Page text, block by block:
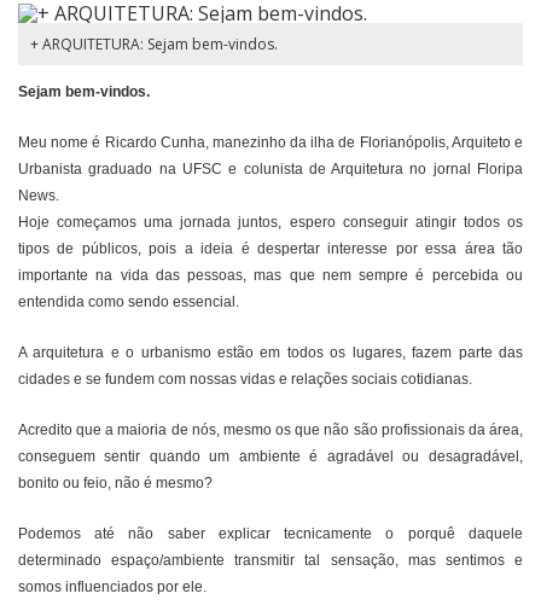
Guia de Serviços
Anuncie
Cinema
Agenda Cultural
Anuncie
+ ARQUITETURA: Sejam bem-vindos.
Sejam bem-vindos.
Meu nome é Ricardo Cunha, manezinho da ilha de Florianópolis, Arquiteto e
Urbanista graduado na UFSC e colunista de Arquitetura no jornal Floripa
News.
Hoje começamos uma jornada juntos, espero conseguir atingir todos os
tipos de públicos, pois a ideia é despertar interesse por essa área tão
importante na vida das pessoas, mas que nem sempre é percebida ou
entendida como sendo essencial.
A arquitetura e o urbanismo estão em todos os lugares, fazem parte das
cidades e se fundem com nossas vidas e relações sociais cotidianas.
Acredito que a maioria de nós, mesmo os que não são profissionais da área,
conseguem sentir quando um ambiente é agradável ou desagradável,
bonito ou feio, não é mesmo?
Podemos até não saber explicar tecnicamente o porquê daquele
determinado espaço/ambiente transmitir tal sensação, mas sentimos e
somos influenciados por ele.